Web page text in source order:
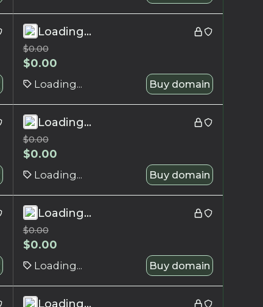
Loading...
$0.00
$0.00
Loading... Buy domain
Loading...
$0.00
$0.00
Loading... Buy domain
Loading...
$0.00
$0.00
Loading... Buy domain
Loading...